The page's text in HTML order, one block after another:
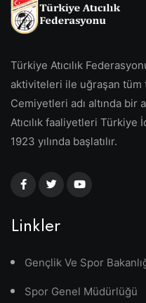
Türkiye Atıcılık
aktiviteleri ile uğraşan tüm
Cemiyetleri adı altında bir
Atıcılık faaliyetleri Türkiye
1923 yılında başlatılır.
Linkler
Gençlik Ve Spor
Spor Genel Müdürlüğü